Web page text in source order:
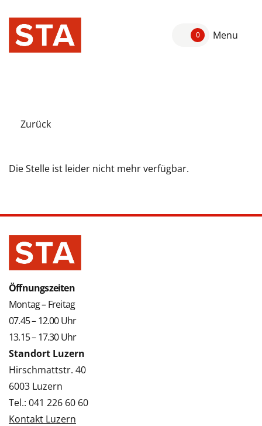
0 Menu
Zurück
Die Stelle ist leider nicht mehr verfügbar.
Öffnungszeiten
Montag – Freitag
07.45 – 12.00 Uhr
13.15 – 17.30 Uhr
Standort Luzern
Hirschmattstr. 40
6003 Luzern
Tel.: 041 226 60 60
Kontakt Luzern